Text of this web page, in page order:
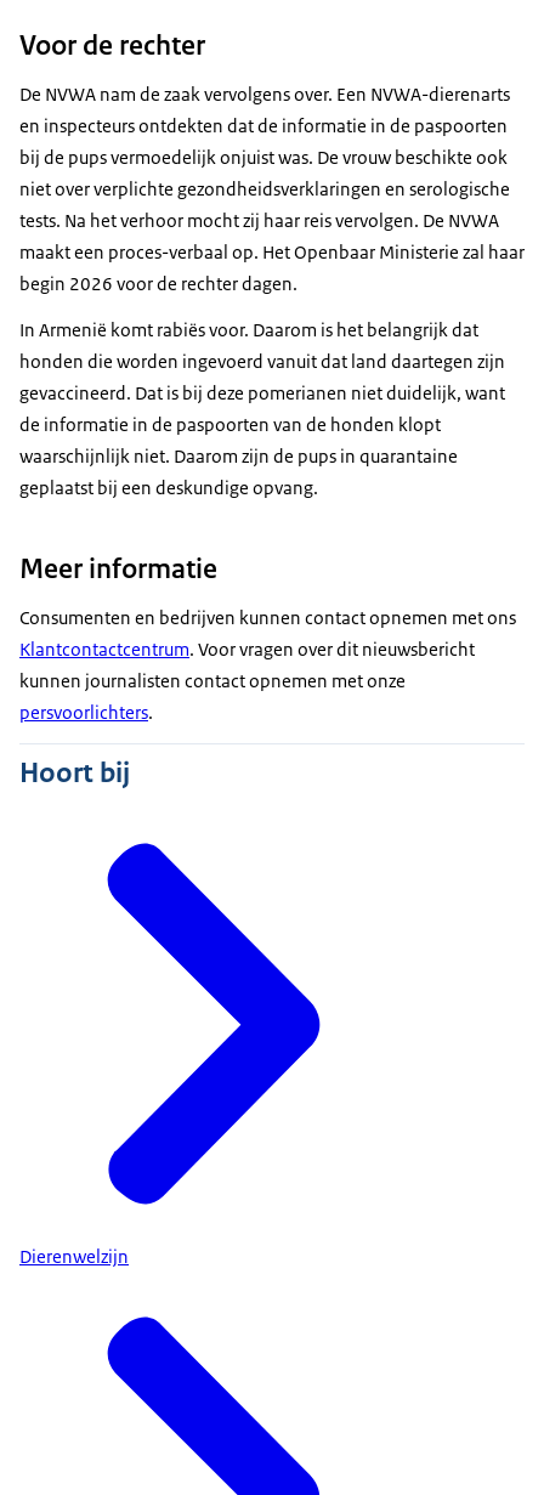
Voor de rechter
De NVWA nam de zaak vervolgens over. Een NVWA-dierenarts
en inspecteurs ontdekten dat de informatie in de paspoorten
bij de pups vermoedelijk onjuist was. De vrouw beschikte ook
niet over verplichte gezondheidsverklaringen en serologische
tests. Na het verhoor mocht zij haar reis vervolgen. De NVWA
maakt een proces-verbaal op. Het Openbaar Ministerie zal haar
begin 2026 voor de rechter dagen.
In Armenië komt rabiës voor. Daarom is het belangrijk dat
honden die worden ingevoerd vanuit dat land daartegen zijn
gevaccineerd. Dat is bij deze pomerianen niet duidelijk, want
de informatie in de paspoorten van de honden klopt
waarschijnlijk niet. Daarom zijn de pups in quarantaine
geplaatst bij een deskundige opvang.
Meer informatie
Consumenten en bedrijven kunnen contact opnemen met ons
Klantcontactcentrum. Voor vragen over dit nieuwsbericht
kunnen journalisten contact opnemen met onze
persvoorlichters.
Hoort bij
Dierenwelzijn